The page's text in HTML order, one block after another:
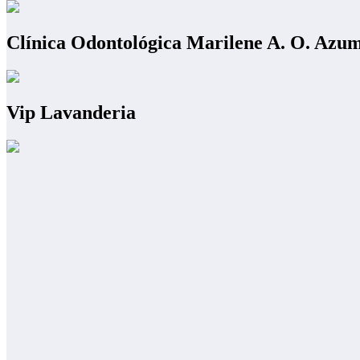
Clínica Odontológica Marilene A. O.
Vip Lavanderia